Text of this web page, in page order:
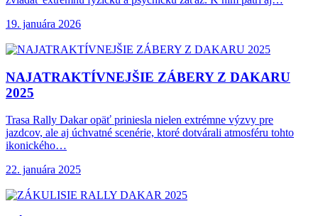
19. januára 2026
NAJATRAKTÍVNEJŠIE ZÁBERY Z DAKARU
2025
Trasa Rally Dakar opäť priniesla nielen extrémne výzvy pre
jazdcov, ale aj úchvatné scenérie, ktoré dotvárali atmosféru tohto
ikonického…
22. januára 2025